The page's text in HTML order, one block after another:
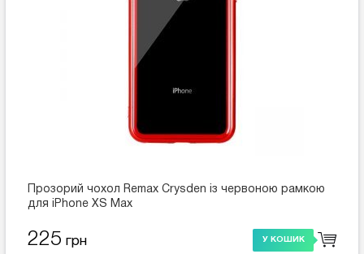
Прозорий чохол Remax Crysden із червоною рамкою
для iPhone XS Max
225 грн У КОШИК